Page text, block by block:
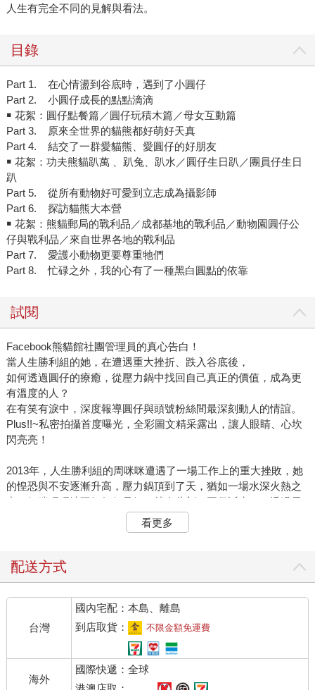
人生有完全不同的見解與看法。
目錄
Part 1. 在心情盪到谷底時，遇到了小圓仔
Part 2. 小圓仔成長的點點滴滴
￭ 花絮：圓仔點餐篇／圓仔玩積木篇／母女互動篇
Part 3. 原來全世界的貓熊都好萌好天真
Part 4. 結交了一群愛貓熊、愛圓仔的好朋友
￭ 花絮：功夫熊貓趴萬 、趴兔、趴水／圓仔生日趴／團員仔生日
趴
Part 5. 從所有動物好可愛到立志成為攝影師
Part 6. 探訪貓熊大本營
￭ 花絮：熊貓郵局的戰利品／成都基地的戰利品／動物園圓仔公
仔與戰利品／來自世界各地的戰利品
Part 7. 愛護小動物更要尊重牠們
Part 8. 忙碌之外，我的心有了一種黑白圓點的依靠
試閱
Facebook熊貓館社團管理員的真心告白！
當人生勝利組的她，在遭遇重大挫折、跌入谷底後，
如何透過圓仔的療癒，從壓力鍋中找回自己真正的價值，成為更
有溫度的人？
在有笑有淚中，深度報導圓仔與頭號粉絲間最深刻動人的情誼。
Plus!!~私密拍攝首度曝光，全彩圖文精采露出，讓人眼睛、心坎
閃亮亮！
2013年，人生勝利組的周咪咪遭遇了一場工作上的重大挫敗，她
的惶恐與不安逐漸升高，壓力鍋頂到了天，猶如一場水深火熱之
中，氣喘吁吁地不知如何是好。就在此刻，圓仔誕生了！透過電
視的放送，小圓仔可愛俏皮的模樣吸引了她，黑白分明的單純毛
色更顯獨特，周咪咪就像著了魔一般，開始瘋狂地追逐圓
周咪咪就此成為圓仔的頭號粉絲！無論白天上班多忙多累，到了
圓等，甚至成為FB上熊貓館社團的管理員。更進一步地，她開始
追逐全世界的貓熊──夢夢、暖暖、貢貢、小禮物……生活重心不
再只有茫然忙碌的工作，從此多了黑白圓點的依靠。
這些貓熊們的整天發呆、搶吃或種種搞笑的影像，讓她忘卻煩
憂、重拾歡顏，並且更有力量來因應工作上的挑戰。因為她知
道，圓仔與貓熊們不僅收服了她更療癒了她！於是她下定決心，
看更多
配送方式
台灣
國內宅配：本島、離島
到店取貨：
不限金額免運費
海外
國際快遞：全球